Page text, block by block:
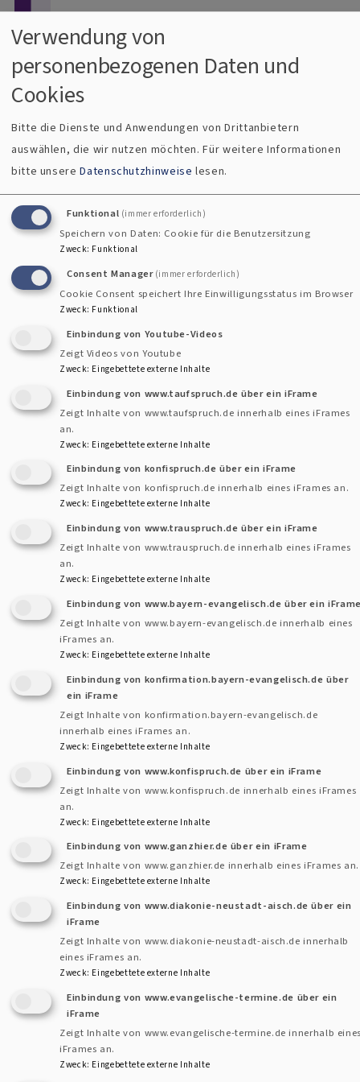
Direkt zum Inhalt
Dekanat Uffenheim
Evangelisch im Gollachgau
Breadcrumb
Startseite Musikalischer Adventsgottesdienst mit dem
Musikalischer Adventsgottesdienst mit
dem Rangau-Zwio
Herzliche Einladung zummusikalischen
Adventsgottesdienstmit demRangau-ZwioundPfarrerin
Sonntag, 06.12.2015
St. Michaeliskirche Simmershofen
Das Rangau-Zwio erzählt die Weihnachtsgeschichte in
Weihnachtsliedern.
Kontaktformular
Fußbereichsmenü
Cookie-Einstellungen
Datenschutzerklärung
Barrierefreiheitserklärung
Benutzermenü
Verwendung von
personenbezogenen Daten und
Cookies
Bitte die Dienste und Anwendungen von Drittanbietern
auswählen, die wir nutzen möchten.Für weitere Informationen
bitte unsereDatenschutzhinweise lesen.
Funktional (immer erforderlich)
Speichern von Daten: Cookie für die Benutzersitzung
Zweck: Funktional
Consent Manager (immer erforderlich)
Cookie Consent speichert Ihre Einwilligungsstatus im Browser
Zweck: Funktional
Einbindung von Youtube-Videos
Zeigt Videos von Youtube
Zweck: Eingebettete externe Inhalte
Einbindung von www.taufspruch.de über ein iFrame
Zeigt Inhalte von www.taufspruch.de innerhalb eines iFrames
an.
Zweck: Eingebettete externe Inhalte
Einbindung von konfispruch.de über ein iFrame
Zeigt Inhalte von konfispruch.de innerhalb eines iFrames an.
Zweck: Eingebettete externe Inhalte
Einbindung von www.trauspruch.de über ein iFrame
Zeigt Inhalte von www.trauspruch.de innerhalb eines iFrames
an.
Zweck: Eingebettete externe Inhalte
Einbindung von www.bayern-evangelisch.de über ein
Zeigt Inhalte von www.bayern-evangelisch.de innerhalb eines
iFrames an.
Zweck: Eingebettete externe Inhalte
Einbindung von konfirmation.bayern-evangelisch.de über
ein iFrame
Zeigt Inhalte von konfirmation.bayern-evangelisch.de
innerhalb eines iFrames an.
Zweck: Eingebettete externe Inhalte
Einbindung von www.konfispruch.de über ein iFrame
Zeigt Inhalte von www.konfispruch.de innerhalb eines iFrames
an.
Zweck: Eingebettete externe Inhalte
Einbindung von www.ganzhier.de über ein iFrame
Zeigt Inhalte von www.ganzhier.de innerhalb eines iFrames an.
Zweck: Eingebettete externe Inhalte
Einbindung von www.diakonie-neustadt-aisch.de über ein
iFrame
Zeigt Inhalte von www.diakonie-neustadt-aisch.de innerhalb
eines iFrames an.
Zweck: Eingebettete externe Inhalte
Einbindung von www.evangelische-termine.de über ein
iFrame
Zeigt Inhalte von www.evangelische-termine.de innerhalb
iFrames an.
Zweck: Eingebettete externe Inhalte